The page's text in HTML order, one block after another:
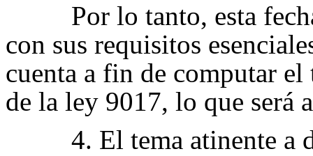
Por lo tanto, esta
con sus requisitos
cuenta a fin de computar
de la ley 9017, lo que será
4. El tema atinente a